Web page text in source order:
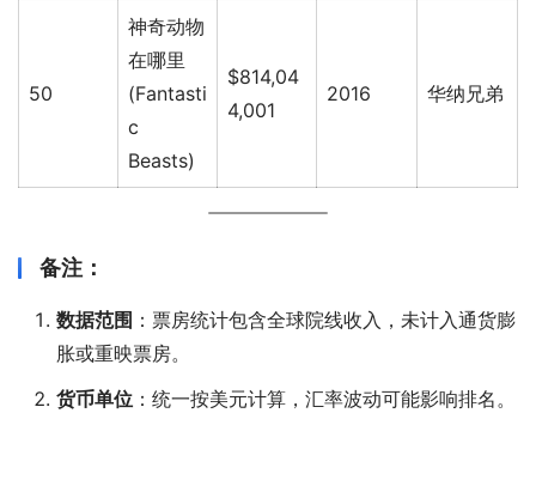
50
神奇动物
在哪里
(Fantasti
c
Beasts)
$814,04
4,001
2016 华纳兄弟
备注：
数据范围 ：票房统计包含全球院线收入，未计入通货膨
胀或重映票房。
货币单位 ：统一按美元计算，汇率波动可能影响排名。